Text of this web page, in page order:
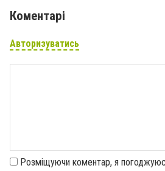
Коментарі
Авторизуватись
Розміщуючи коментар, я